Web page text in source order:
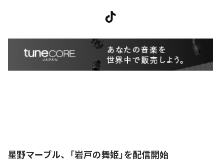
星野マーブル、「岩戸の舞姫」を配信開始